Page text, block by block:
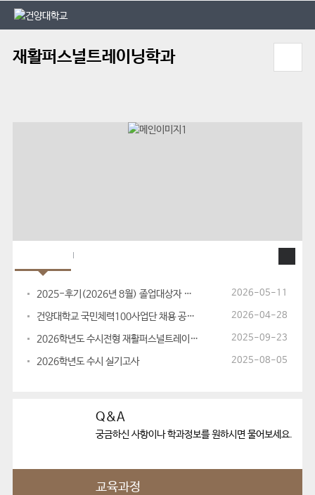
본문 바로가기
대메뉴 바로가기
재활퍼스널트레이닝학과
2025-후기(2026년 8월) 졸업대상자 졸업 관련 안내사항 2026-05-11
건양대학교 국민체력100사업단 채용 공고(건강운동관리사, 체력측정사) 2026-04-28
2026학년도 수시전형 재활퍼스널트레이닝학과 전공실기고사 안내 2025-09-23
2026학년도 수시 실기고사 2025-08-05
Q&A
궁금하신 사항이나학과정보를 원하시면 물어보세요.
교육과정